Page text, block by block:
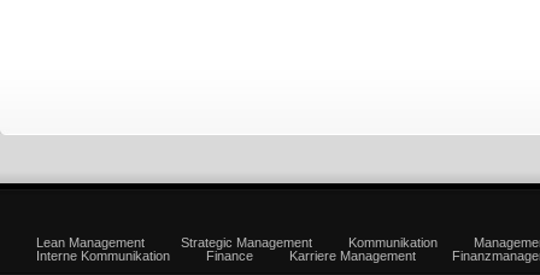
Lean Management Strategic Management Kommunikation
Interne Kommunikation
Finance Karriere Management